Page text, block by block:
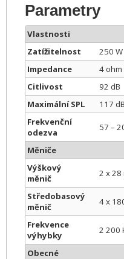
Parametry
Vlastnosti
Zatížitelnost
250 W
Impedance
4
Citlivost
92 dB
Maximální SPL
117 dB
Frekvenční
odezva
57 –
Měniče
Výškový
měnič
2 x 28
Středobasový
měnič
4 x
Frekvence
výhybky
2 200
Obecné